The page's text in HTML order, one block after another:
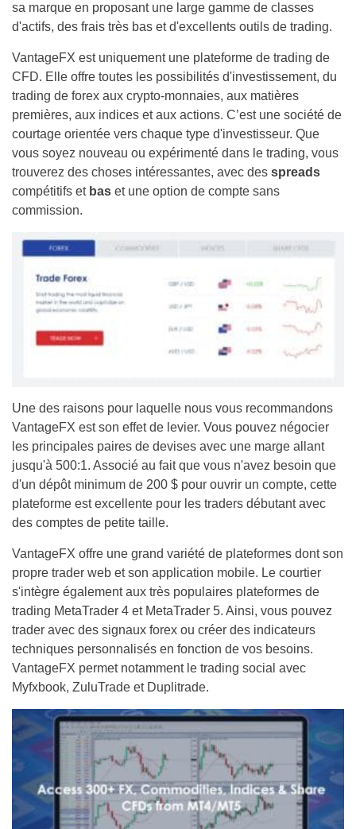
sa marque en proposant une large gamme de classes
d'actifs, des frais très bas et d'excellents outils de trading.
VantageFX est uniquement une plateforme de trading de
CFD. Elle offre toutes les possibilités d'investissement, du
trading de forex aux crypto-monnaies, aux matières
premières, aux indices et aux actions. C’est une société de
courtage orientée vers chaque type d'investisseur. Que
vous soyez nouveau ou expérimenté dans le trading, vous
trouverez des choses intéressantes, avec des spreads
compétitifs et bas et une option de compte sans
commission.
Une des raisons pour laquelle nous vous recommandons
VantageFX est son effet de levier. Vous pouvez négocier
les principales paires de devises avec une marge allant
jusqu'à 500:1. Associé au fait que vous n'avez besoin que
d'un dépôt minimum de 200 $ pour ouvrir un compte, cette
plateforme est excellente pour les traders débutant avec
des comptes de petite taille.
VantageFX offre une grand variété de plateformes dont son
propre trader web et son application mobile. Le courtier
s'intègre également aux très populaires plateformes de
trading MetaTrader 4 et MetaTrader 5. Ainsi, vous pouvez
trader avec des signaux forex ou créer des indicateurs
techniques personnalisés en fonction de vos besoins.
VantageFX permet notamment le trading social avec
Myfxbook, ZuluTrade et Duplitrade.